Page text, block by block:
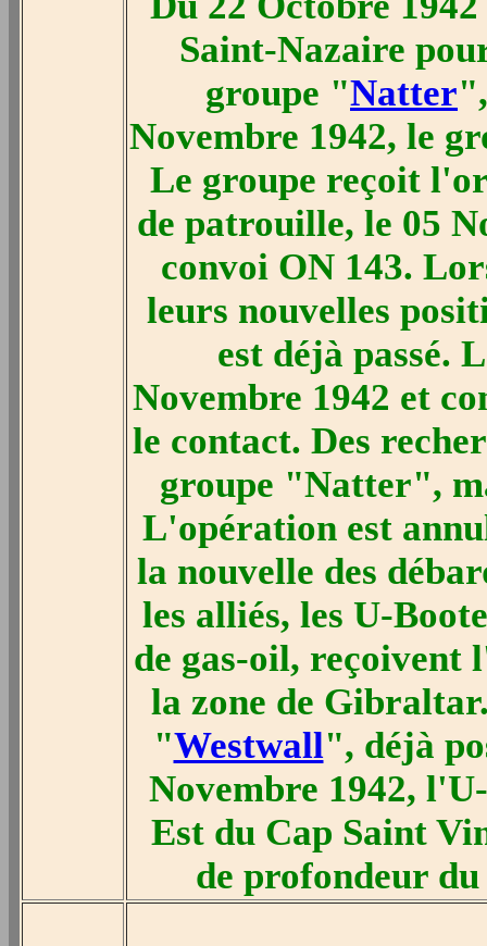
Saint-Nazaire
groupe "Natter
Novembre 1942, le
Le groupe reçoit
de patrouille, le 05
convoi ON 143.
leurs nouvelles
est déjà passé.
Novembre 1942 et
le contact. Des
groupe "Natter",
L'opération est
la nouvelle des
les alliés, les U-
de gas-oil, reçoivent
la zone de
"Westwall", déjà
Novembre 1942,
Est du Cap Saint
de profondeur